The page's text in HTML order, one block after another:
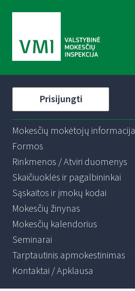
Prisijungti
Mokesčių mokėtojų informacija
Formos
Rinkmenos / Atviri duomenys
Skaičiuoklės ir pagalbininkai
Sąskaitos ir įmokų kodai
Mokesčių žinynas
Mokesčių kalendorius
Seminarai
Tarptautinis apmokestinimas
Kontaktai / Apklausa